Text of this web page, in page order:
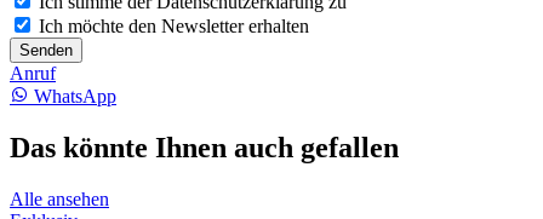
Ich möchte den Newsletter erhalten
Senden
Anruf
WhatsApp
Das könnte Ihnen auch gefallen
Alle ansehen